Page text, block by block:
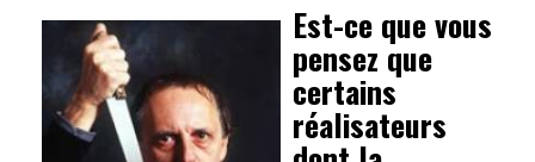
Est-ce que vous
pensez que
certains
réalisateurs